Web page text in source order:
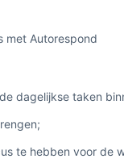
met Autorespond
dagelijkse taken
te hebben voor de